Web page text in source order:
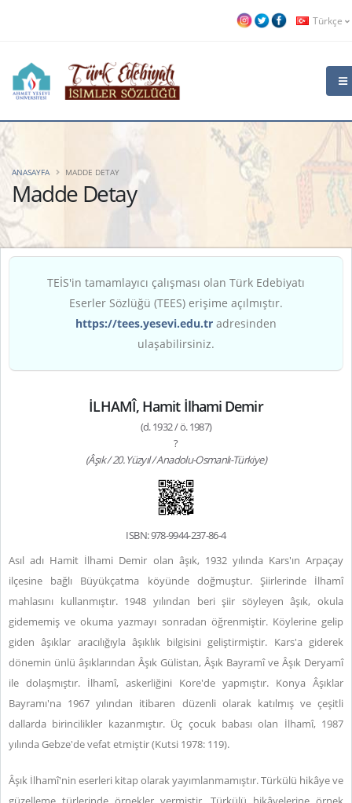
Türkçe
Madde Detay
ANASAYFA MADDE DETAY
TEİS'in tamamlayıcı çalışması olan Türk Edebiyatı
Eserler Sözlüğü (TEES) erişime açılmıştır.
https://tees.yesevi.edu.tr adresinden
ulaşabilirsiniz.
İLHAMÎ, Hamit İlhami Demir
(d. 1932 / ö. 1987)
?
(Âşık / 20. Yüzyıl / Anadolu-Osmanlı-Türkiye)
ISBN: 978-9944-237-86-4
Asıl adı Hamit İlhami Demir olan âşık, 1932 yılında Kars'ın Arpaçay
ilçesine bağlı Büyükçatma köyünde doğmuştur. Şiirlerinde İlhamî
mahlasını kullanmıştır. 1948 yılından beri şiir söyleyen âşık, okula
gidememiş ve okuma yazmayı sonradan öğrenmiştir. Köylerine gelip
giden âşıklar aracılığıyla âşıklık bilgisini geliştirmiştir. Kars'a giderek
dönemin ünlü âşıklarından Âşık Gülistan, Âşık Bayramî ve Âşık Deryamî
ile dolaşmıştır. İlhamî, askerliğini Kore'de yapmıştır. Konya Âşıklar
Bayramı'na 1967 yılından itibaren düzenli olarak katılmış ve çeşitli
dallarda birincilikler kazanmıştır. Üç çocuk babası olan İlhamî, 1987
yılında Gebze'de vefat etmiştir (Kutsi 1978: 119).
Âşık İlhamî'nin eserleri kitap olarak yayımlanmamıştır. Türkülü hikâye ve